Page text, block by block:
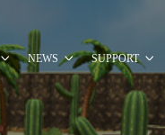
NEWS SUPPORT